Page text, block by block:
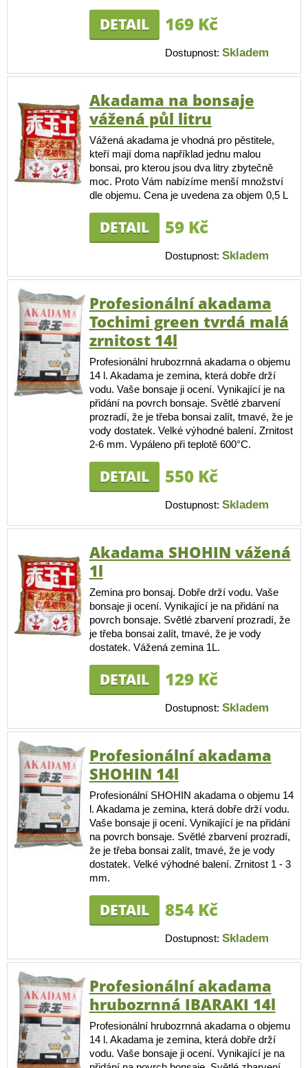
DETAIL 169 Kč
Dostupnost: Skladem
Akadama na bonsaje
vážená půl litru
Vážená akadama je vhodná pro pěstitele,
kteří mají doma například jednu malou
bonsai, pro kterou jsou dva litry zbytečně
moc. Proto Vám nabízíme menší množství
dle objemu. Cena je uvedena za objem 0,5 L
DETAIL 59 Kč
Dostupnost: Skladem
Profesionální akadama
Tochimi green tvrdá malá
zrnitost 14l
Profesionální hrubozrnná akadama o objemu
14 l. Akadama je zemina, která dobře drží
vodu. Vaše bonsaje ji ocení. Vynikající je na
přidání na povrch bonsaje. Světlé zbarvení
prozradí, že je třeba bonsai zalít, tmavé, že je
vody dostatek. Velké výhodné balení. Zrnitost
2-6 mm. Vypáleno při teplotě 600°C.
DETAIL 550 Kč
Dostupnost: Skladem
Akadama SHOHIN vážená
1l
Zemina pro bonsaj. Dobře drží vodu. Vaše
bonsaje ji ocení. Vynikající je na přidání na
povrch bonsaje. Světlé zbarvení prozradí, že
je třeba bonsai zalít, tmavé, že je vody
dostatek. Vážená zemina 1L.
DETAIL 129 Kč
Dostupnost: Skladem
Profesionální akadama
SHOHIN 14l
Profesionální SHOHIN akadama o objemu 14
l. Akadama je zemina, která dobře drží vodu.
Vaše bonsaje ji ocení. Vynikající je na přidání
na povrch bonsaje. Světlé zbarvení prozradí,
že je třeba bonsai zalít, tmavé, že je vody
dostatek. Velké výhodné balení. Zrnitost 1 - 3
mm.
DETAIL 854 Kč
Dostupnost: Skladem
Profesionální akadama
hrubozrnná IBARAKI 14l
Profesionální hrubozrnná akadama o objemu
14 l. Akadama je zemina, která dobře drží
vodu. Vaše bonsaje ji ocení. Vynikající je na